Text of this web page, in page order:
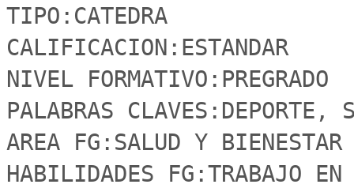
TIPO:CATEDRA
CALIFICACION:ESTANDAR
NIVEL FORMATIVO:PREGRADO
PALABRAS CLAVES:DEPORTE,
AREA FG:SALUD Y BIENESTAR
HABILIDADES FG:TRABAJO